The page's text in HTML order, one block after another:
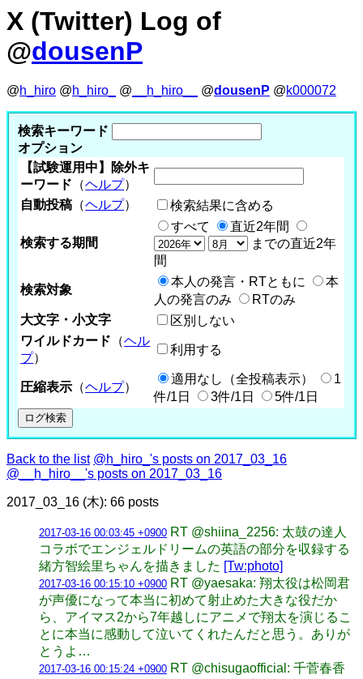
X (Twitter) Log of
@dousenP
@h_hiro @h_hiro_ @ __h_hiro__ @dousenP @k000072
検索キーワード
オプション
【試験運用中】除外キ
ーワード （ヘルプ）
自動投稿 （ヘルプ） 検索結果に含める
検索する期間
すべて
直近2年間
までの直近2年
間
検索対象
本人の発言・RTともに
本
人の発言のみ
RTのみ
大文字・小文字
区別しない
ワイルドカード （ヘル
プ）
利用する
圧縮表示 （ヘルプ）
適用なし（全投稿表示）
1
件/1日
3件/1日 5件/1日
Back to the list @h_hiro_'s posts on 2017_03_16
@__h_hiro__'s posts on 2017_03_16
2017_03_16 (木): 66 posts
2017-03-16 00:03:45 +0900 RT @shiina_2256: 太鼓の達人
コラボでエンジェルドリームの英語の部分を収録する
緒方智絵里ちゃんを描きました [Tw:photo]
2017-03-16 00:15:10 +0900 RT @yaesaka: 翔太役は松岡君
が声優になって本当に初めて射止めた大きな役だか
ら、アイマス2から7年越しにアニメで翔太を演じるこ
とに本当に感動して泣いてくれたんだと思う。ありが
とうよ…
2017-03-16 00:15:24 +0900 RT @chisugaofficial: 千菅春香